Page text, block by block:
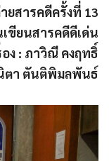
ยสารคดีครั้งที่ 13
เขียนสารคดีดีเด่น
อง : ภาวิณี คงฤทธิ์
ตา ตันติพิมลพันธ์